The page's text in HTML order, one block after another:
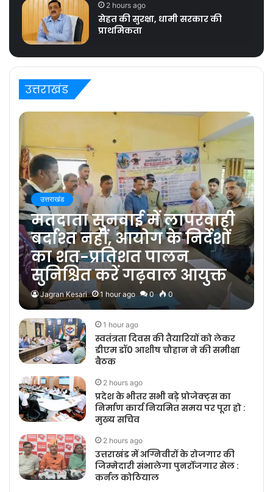
2 hours ago
सेहत की सुरक्षा, धामी सरकार की
प्राथमिकता
उत्तराखंड
उत्तराखंड
मतदाता सुनवाई में लापरवाही
बर्दाश्त नहीं, आयोग के निर्देशों
का शत-प्रतिशत पालन
सुनिश्चित करें गढ़वाल आयुक्त
Jagran Kesari 1 hour ago 0 0
1 hour ago
स्वतंत्रता दिवस की तैयारियों को लेकर
डीएम डॉ0 आशीष चौहान ने की समीक्षा
बैठक
2 hours ago
प्रदेश के भीतर सभी बड़े प्रोजेक्ट्स का
निर्माण कार्य नियमित समय पर पूरा हो :
मुख्य सचिव
2 hours ago
उत्तराखंड में अग्निवीरों के रोजगार की
जिम्मेदारी संभालेगा पुनर्रोजगार सेल :
कर्नल कोठियाल